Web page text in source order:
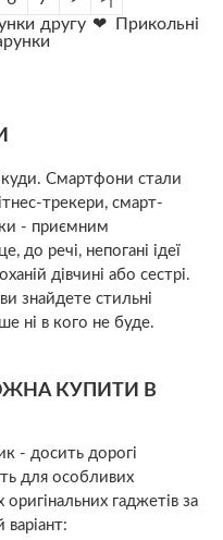
другу ❤ Прикольні
Смартфони стали
трекери, смарт-
- приємним
до речі, непогані ідеї
дівчині або сестрі.
знайдете стильні
ні в кого не буде.
КУПИТИ В
- досить дорогі
для особливих
оригінальних гаджетів за